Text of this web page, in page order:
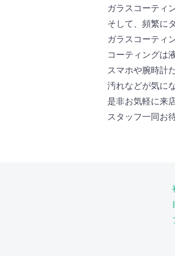
ガラスコーティ
そして、頻繁に
ガラスコーティ
コーティングは
スマホや腕時計
汚れなどが気に
是非お気軽に来
スタッフ一同お